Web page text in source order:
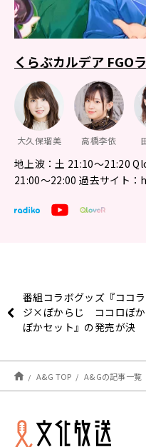
くらぶカルデア FGO
大久保瑠美 高橋李依
地上波：土 21:10～21:20
21:00〜22:00 過去サイト
番組コラボグッズ『ココラ
ジ×ぽからじ ココロぽか
ぽかセット』の発売が決
きなく】×【白石晴香のぽ
かぽかたいむ】
A&G TOP A&Gの記事一覧